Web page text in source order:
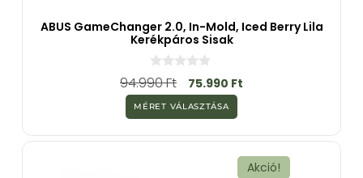
ABUS GameChanger 2.0, In-Mold, Iced Berry Lila
Kerékpáros Sisak
0
a
5
-
b
ő
94.990Ft 75.990 Ft
MÉRET VÁLASZTÁSA
Akció!